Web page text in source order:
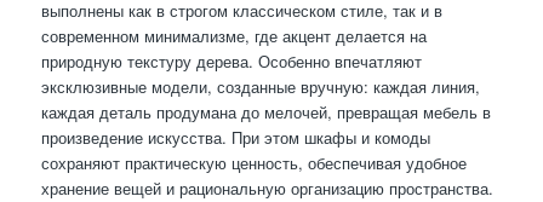
выполнены как в строгом классическом стиле, так и в
современном минимализме, где акцент делается на
природную текстуру дерева. Особенно впечатляют
эксклюзивные модели, созданные вручную: каждая линия,
каждая деталь продумана до мелочей, превращая мебель в
произведение искусства. При этом шкафы и комоды
сохраняют практическую ценность, обеспечивая удобное
хранение вещей и рациональную организацию пространства.